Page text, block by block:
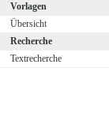
Vorlagen
Übersicht
Recherche
Textrecherche